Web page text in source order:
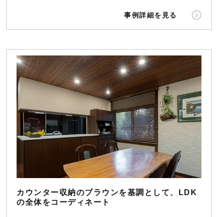
事例詳細を見る
カウンター収納のブラウンを基調として、LDK
の全体をコーディネート